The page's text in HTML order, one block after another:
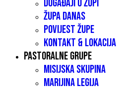
Događaji u župi
Župa danas
Povijest župe
Kontakt & lokacija
Pastoralne grupe
Misijska skupina
Marijina legija